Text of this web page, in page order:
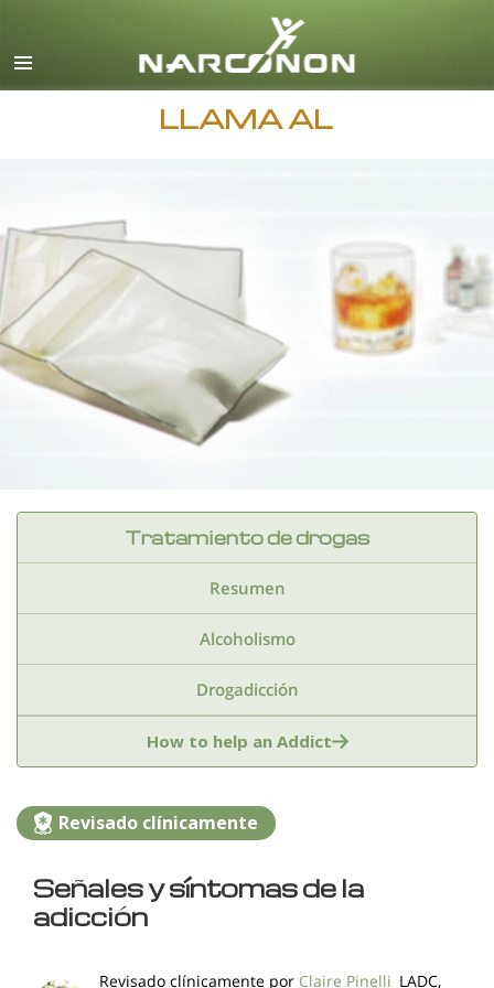
Español
Todas las Regiones/Idiomas
LLAMA AL
Tratamiento de drogas
Resumen
Alcoholismo
Drogadicción
Benzodiazepinas
Estimulantes Extasis
Hachis Heroina Inhalantes
How to help an Addict
Revisado clínicamente
Señales y síntomas de la
adicción
Revisado clínicamente por Claire Pinelli LADC,